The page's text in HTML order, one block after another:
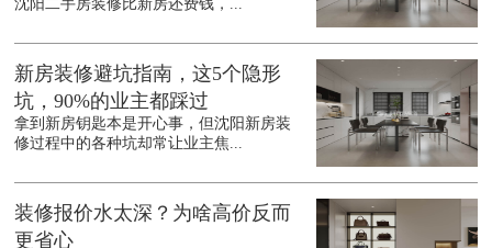
沈阳二手房装修比新房还费钱，...
新房装修避坑指南，这5个隐形
坑，90%的业主都踩过
拿到新房钥匙本是开心事，但沈阳新房装
修过程中的各种坑却常让业主焦...
装修报价水太深？为啥高价反而
更省心